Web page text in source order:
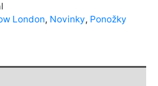
London, Novinky, Ponožky